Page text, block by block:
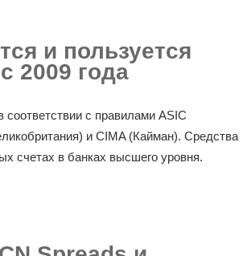
и пользуется
2009 года
соответствии с правилами ASIC
и CIMA (Кайман). Средства
счетах в банках высшего уровня.